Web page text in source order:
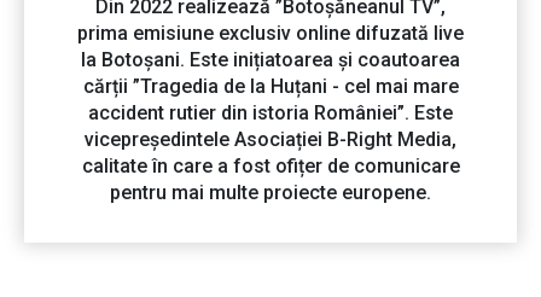
Din 2022 realizează ”Botoșăneanul TV”,
prima emisiune exclusiv online difuzată live
la Botoșani. Este inițiatoarea și coautoarea
cărții ”Tragedia de la Huțani - cel mai mare
accident rutier din istoria României”. Este
vicepreședintele Asociației B-Right Media,
calitate în care a fost ofițer de comunicare
pentru mai multe proiecte europene.